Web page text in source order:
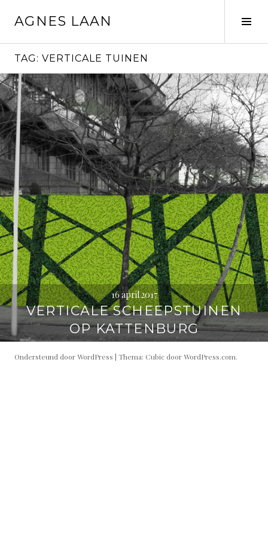
naarAGNES LAAN
TAG: VERTICALE TUINEN
16 april 2017
VERTICALE SCHEEPSTUINEN
OP KATTENBURG
Ondersteund door WordPress | Thema: Cubic doorWordPress.com.